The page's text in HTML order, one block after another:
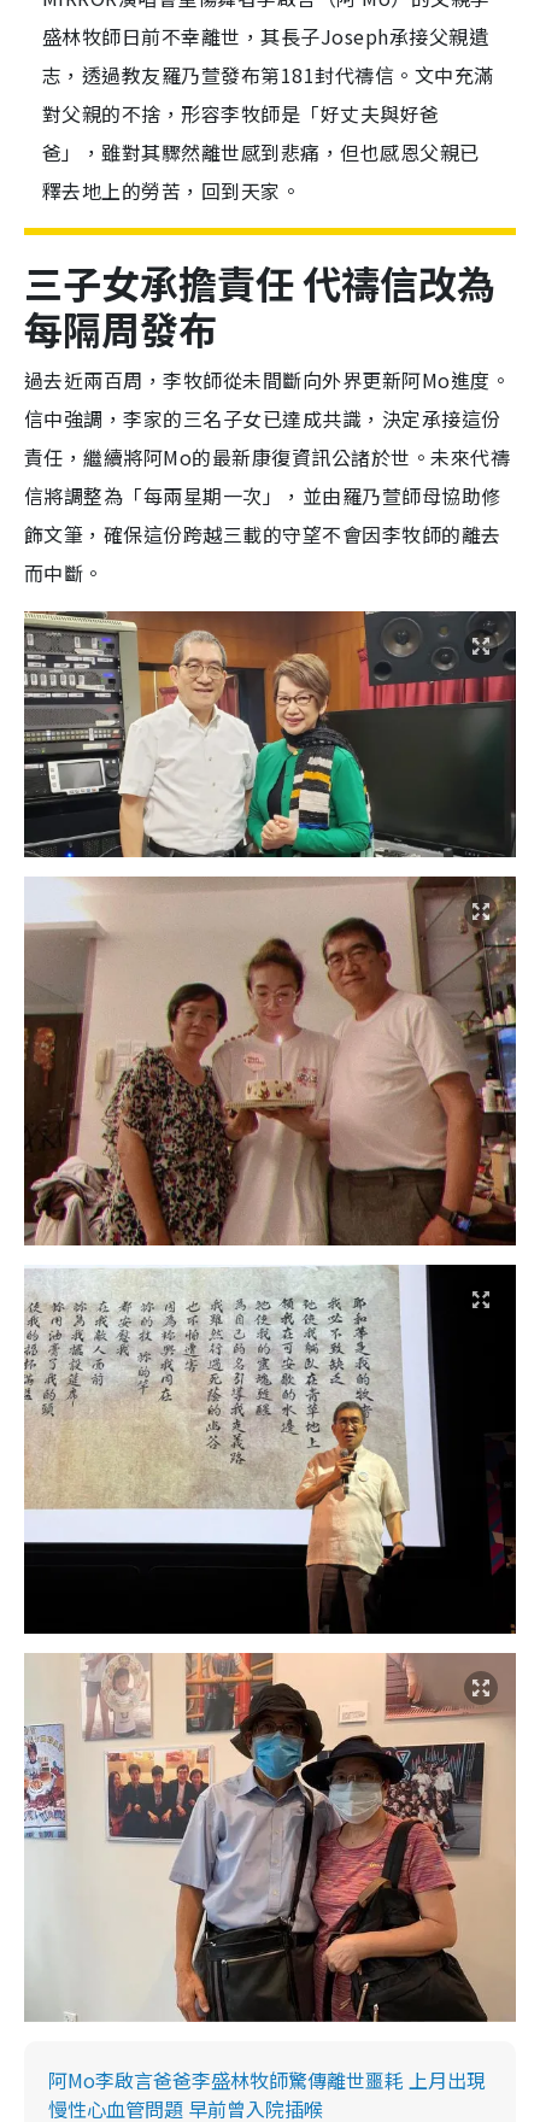
盛林牧師日前不幸離世，其長子Joseph承接父親遺
志，透過教友羅乃萱發布第181封代禱信。文中充滿
對父親的不捨，形容李牧師是「好丈夫與好爸
爸」，雖對其驟然離世感到悲痛，但也感恩父親已
釋去地上的勞苦，回到天家。
三子女承擔責任 代禱信改為
每隔周發布
過去近兩百周，李牧師從未間斷向外界更新阿Mo進度。
信中強調，李家的三名子女已達成共識，決定承接這份
責任，繼續將阿Mo的最新康復資訊公諸於世。未來代禱
信將調整為「每兩星期一次」，並由羅乃萱師母協助修
飾文筆，確保這份跨越三載的守望不會因李牧師的離去
而中斷。
阿Mo李啟言爸爸李盛林牧師驚傳離世噩耗 上月出現
慢性心血管問題 早前曾入院插喉